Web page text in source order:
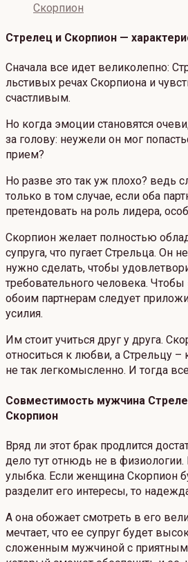
Скорпион
Стрелец и Скорпион —
Сначала все идет великолепно:
льстивых речах Скорпиона и
счастливым.
Но когда эмоции становятся
за голову: неужели он мог
прием?
Но разве это так уж плохо? ведь
только в том случае, если оба
претендовать на роль лидера,
Скорпион желает полностью
супруга, что пугает Стрельца. Он
нужно сделать, чтобы
требовательного человека. Чтобы
обоим партнерам следует
усилия.
Им стоит учиться друг у друга.
относиться к любви, а Стрельцу –
не так легкомысленно. И тогда
Совместимость мужчина
Скорпион
Вряд ли этот брак продлится
дело тут отнюдь не в физиологии.
улыбка. Если женщина Скорпион
разделит его интересы, то
А она обожает смотреть в его
мечтает, что ее супруг будет
сложенным мужчиной с приятным